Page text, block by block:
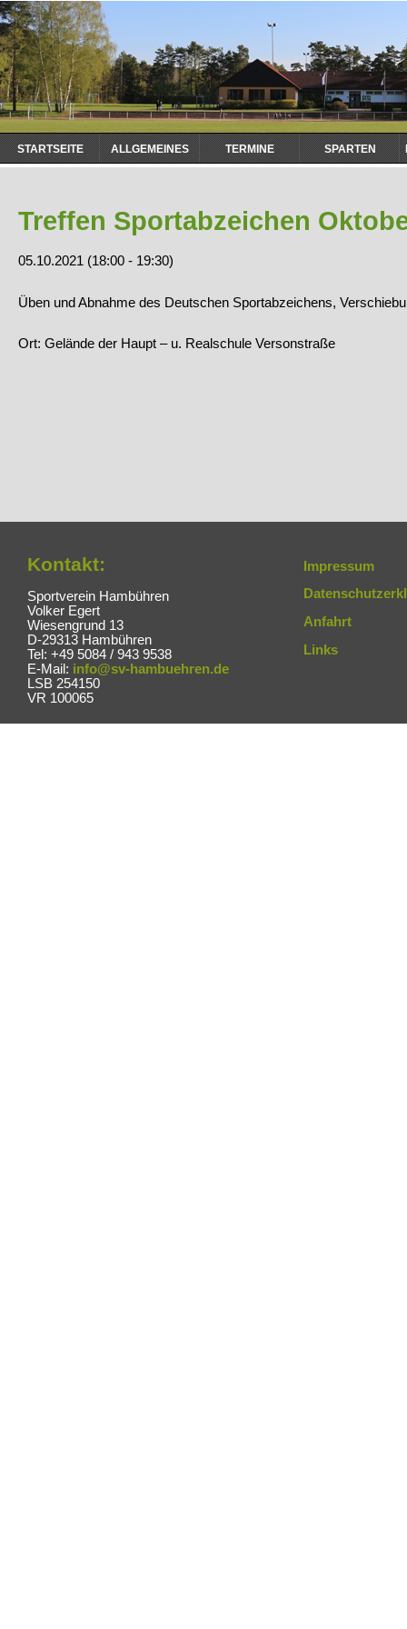
Navigation
überspringen
STARTSEITE ALLGEMEINES TERMINE SPARTEN
Treffen Sportabzeichen
05.10.2021 (18:00 - 19:30)
Üben und Abnahme des Deutschen Sportabzeichens,
Ort: Gelände der Haupt – u. Realschule Versonstraße
Kontakt:
Sportverein Hambühren
Volker Egert
Wiesengrund 13
D-29313 Hambühren
Tel: +49 5084 / 943 9538
E-Mail: info@sv-hambuehren.de
LSB 254150
VR 100065
Impressum
Anfahrt
Links